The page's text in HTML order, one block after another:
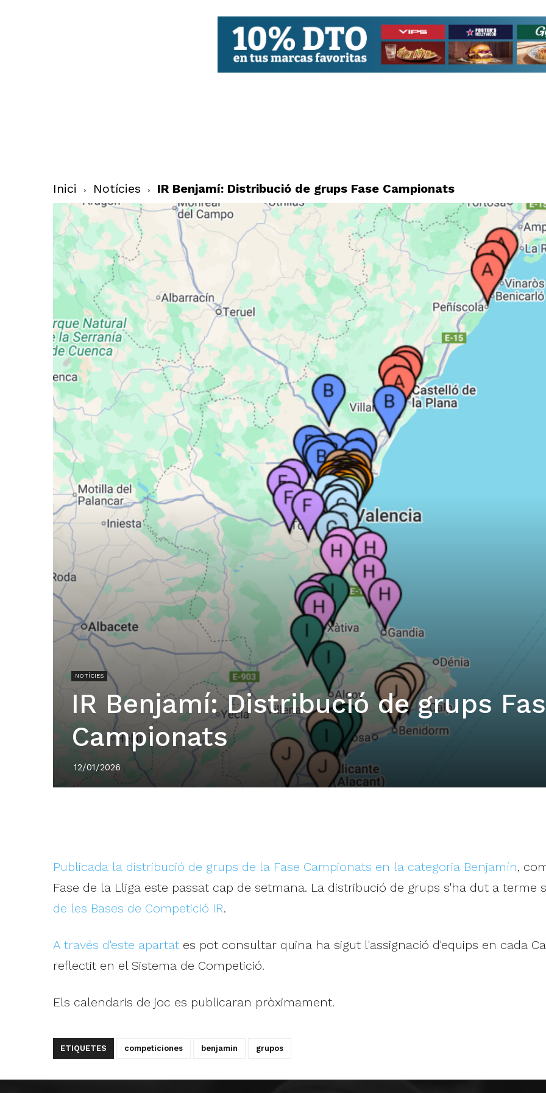
Inici Notícies IR Benjamí: Distribució de grups Fase Campionats
NOTÍCIES
IR Benjamí: Distribució de grups
Campionats
12/01/2026
Publicada la distribució de grups de la Fase Campionats en la categoria Benjamín,
Fase de la Lliga este passat cap de setmana. La distribució de grups s'ha dut a terme
de les Bases de Competició IR.
A través d'este apartates pot consultar quina ha sigut l'assignació d'equips en cada
reflectit en el Sistema de Competició.
Els calendaris de joc es publicaran pròximament.
ETIQUETES competiciones benjamin grupos